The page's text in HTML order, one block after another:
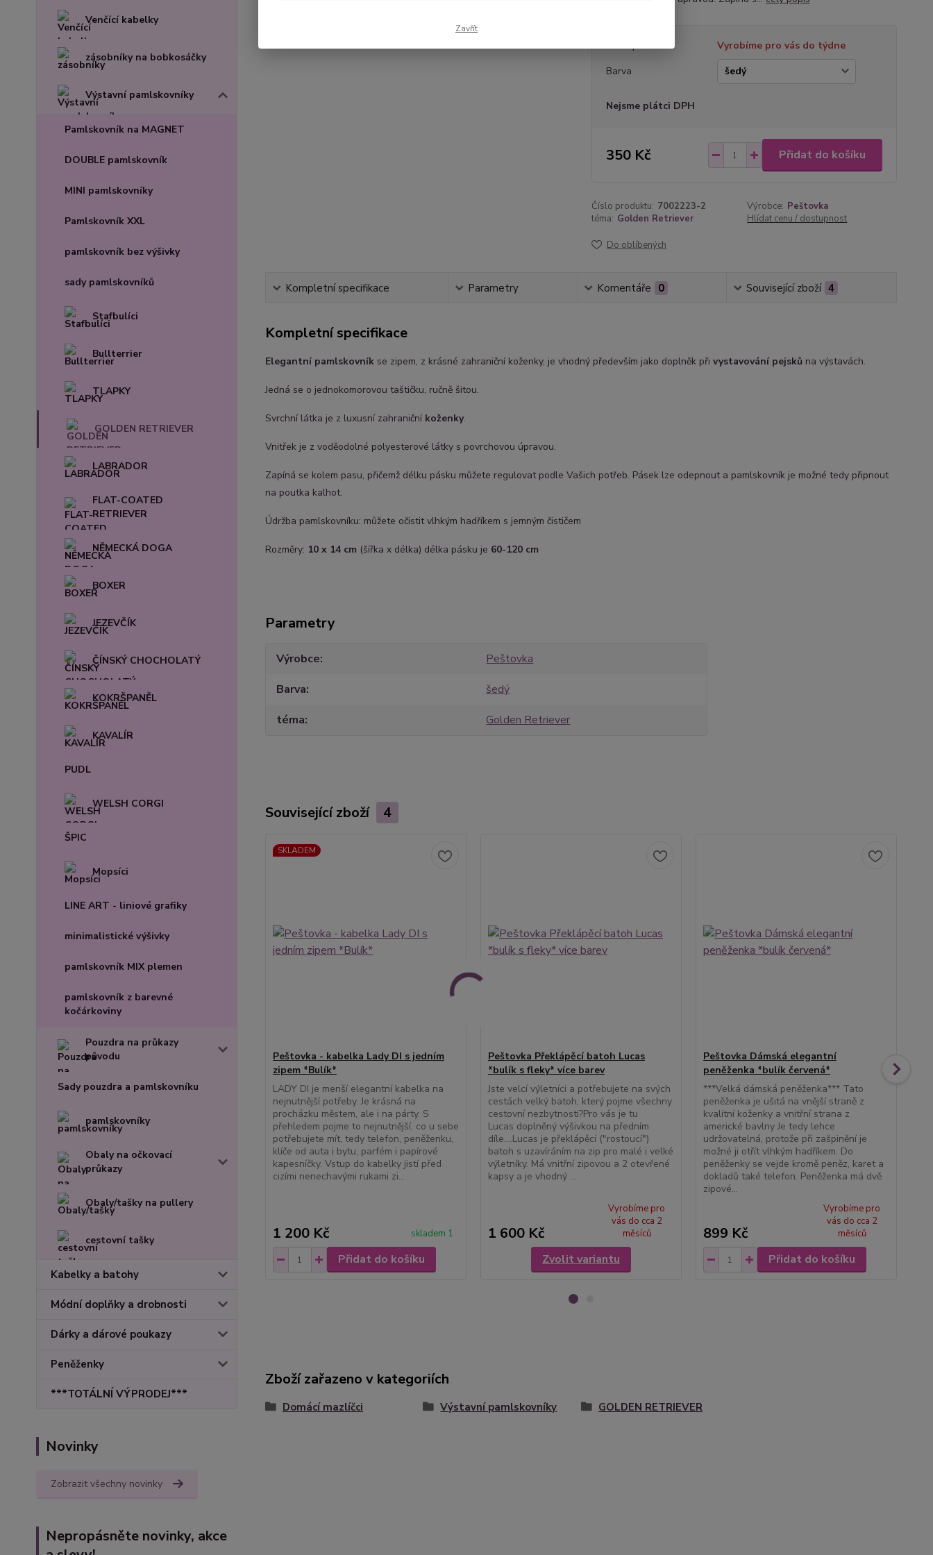
Venčící kabelky
zásobníky na bobkosáčky
Výstavní pamlskovníky
Pamlskovník na MAGNET
DOUBLE pamlskovník
MINI pamlskovníky
Pamlskovník XXL
pamlskovník bez výšivky
sady pamlskovníků
Stafbulíci
Bullterrier
TLAPKY
GOLDEN RETRIEVER
LABRADOR
FLAT-COATED
RETRIEVER
NĚMECKÁ DOGA
BOXER
JEZEVČÍK
ČÍNSKÝ CHOCHOLATÝ
KOKRŠPANĚL
KAVALÍR
PUDL
WELSH CORGI
ŠPIC
Mopsíci
LINE ART - liniové grafiky
minimalistické výšivky
pamlskovník MIX plemen
pamlskovník z barevné
kočárkoviny
Pouzdra na průkazy
původu
Sady pouzdra a pamlskovníku
pamlskovníky
Obaly na očkovací
průkazy
Obaly/tašky na pullery
cestovní tašky
Kabelky a batohy
Módní doplňky a drobnosti
Dárky a dárové poukazy
Peněženky
***TOTÁLNÍ VÝPRODEJ***
Novinky
Zobrazit všechny novinky
Nepropásněte novinky, akce
Dostupnost
Vyrobíme pro vás do týdne
Barva
Nejsme plátci DPH
350 Kč Přidat do košíku
Číslo produktu: 7002223-2 Výrobce: Peštovka
téma: Golden Retriever Hlídat cenu / dostupnost
Do oblíbených
Kompletní specifikace Parametry Komentáře 0 Související zboží 4
Kompletní specifikace
Elegantní pamlskovníkse zipem, z krásné zahraniční koženky, je vhodný především jako doplněk při vystavování pejsků na výstavách.
Jedná se o jednokomorovou taštičku, ručně šitou.
Svrchní látka je z luxusní zahraničníkoženky.
Vnitřek je z voděodolné polyesterové látky s povrchovou úpravou.
Zapíná se kolem pasu, přičemž délku pásku můžete regulovat podle Vašich potřeb. Pásek lze odepnout a pamlskovník je možné tedy připnout
na poutka kalhot.
Údržba pamlskovníku: můžete očistit vlhkým hadříkem s jemným čističem
Rozměry: 10 x 14 cm(šířka x délka) délka pásku je 60-120 cm
Parametry
Výrobce
Peštovka
Barva
šedý
téma
Golden Retriever
Související zboží 4
SKLADEM
Peštovka - kabelka Lady DI s jedním
zipem *Bulík*
LADY DI je menší elegantní kabelka na
nejnutnější potřeby. Je krásná na
procházku městem, ale i na párty. S
přehledem pojme to nejnutnější, co u sebe
potřebujete mít, tedy telefon, peněženku,
klíče od auta i bytu, parfém i papírové
kapesníčky. Vstup do kabelky jistí před
cizími nenechavými rukami zi...
1 200 Kč skladem 1
Přidat do košíku
Peštovka Překlápěcí batoh Lucas
*bulík s fleky* více barev
Jste velcí výletníci a potřebujete na svých
cestách velký batoh, který pojme všechny
cestovní nezbytnosti?Pro vás je tu
Lucas doplněný výšivkou na předním
díle....Lucas je překlápěcí ("rostoucí")
batoh s uzavíráním na zip pro malé i velké
výletníky. Má vnitřní zipovou a 2 otevřené
kapsy a je vhodný ...
1 600 Kč
Vyrobíme pro
vás do cca 2
měsíců
Zvolit variantu
Peštovka Dámská elegantní
peněženka *bulík červená*
***Velká dámská peněženka*** Tato
peněženka je ušitá na vnější straně z
kvalitní koženky a vnitřní strana z
americké bavlny Je tedy lehce
udržovatelná, protože při zašpinění je
možné ji otřít vlhkým hadříkem. Do
peněženky se vejde kromě peněz, karet a
dokladů také telefon. Peněženka má dvě
zipové...
899 Kč
Vyrobíme pro
vás do cca 2
měsíců
Přidat do košíku
Zboží zařazeno v kategoriích
Domácí mazlíčci Výstavní pamlskovníky GOLDEN RETRIEVER
Zavřít